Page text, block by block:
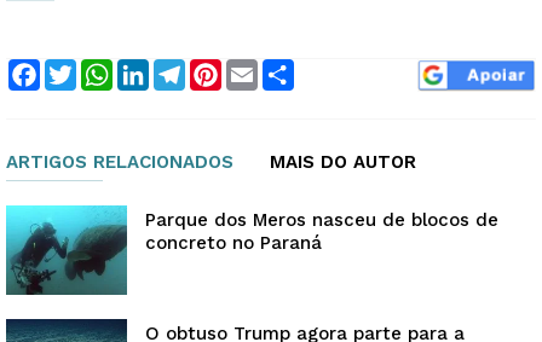
Facebook
TwitterWhatsApp
LinkedInTelegram
Pinterest
Email
ARTIGOS RELACIONADOS MAIS DO AUTOR
Parque dos Meros nasceu de blocos de
concreto no Paraná
O obtuso Trump agora parte para a